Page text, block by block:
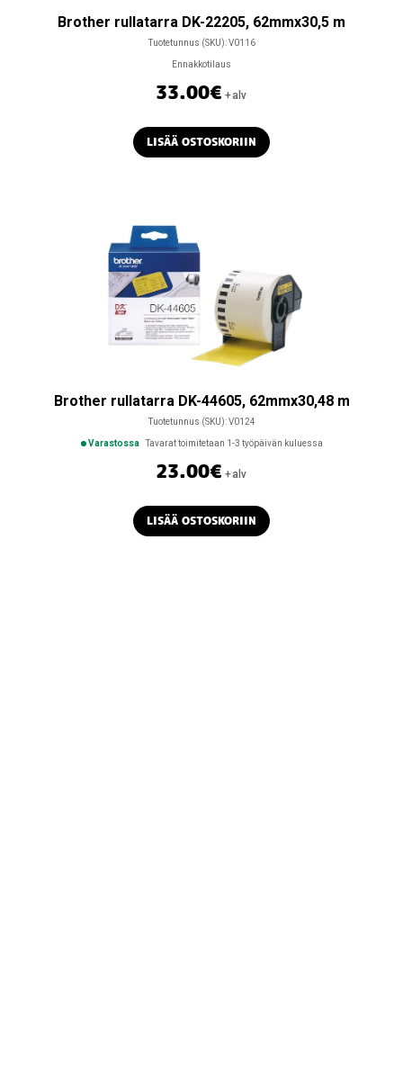
Brother rullatarra DK-22205, 62mmx30,5 m
Tuotetunnus (SKU):V0116
Ennakkotilaus
33.00€ +alv
LISÄÄ OSTOSKORIIN
Brother rullatarra DK-44605, 62mmx30,48 m
Tuotetunnus (SKU):V0124
Varastossa Tavarat toimitetaan 1-3 työpäivän kuluessa
23.00€ +alv
LISÄÄ OSTOSKORIIN